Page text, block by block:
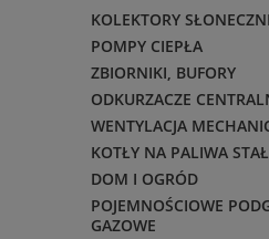
KOLEKTORY
POMPY CIEPŁA
ZBIORNIKI, BUFORY
ODKURZACZE
WENTYLACJA
KOTŁY NA PALIWA
DOM I OGRÓD
POJEMNOŚCIOWE
GAZOWE